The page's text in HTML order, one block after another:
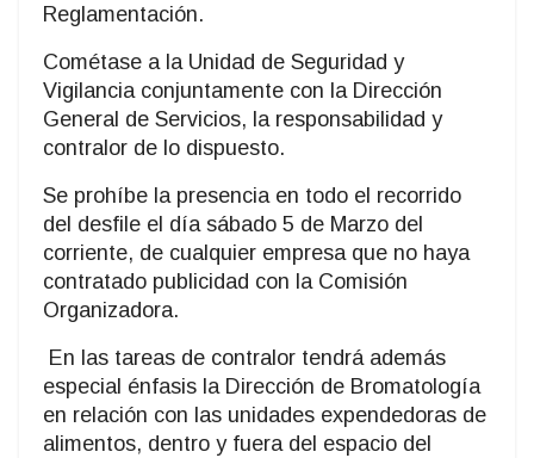
Reglamentación.
Cométase a la Unidad de Seguridad y
Vigilancia conjuntamente con la Dirección
General de Servicios, la responsabilidad y
contralor de lo dispuesto.
Se prohíbe la presencia en todo el recorrido
del desfile el día sábado 5 de Marzo del
corriente, de cualquier empresa que no haya
contratado publicidad con la Comisión
Organizadora.
En las tareas de contralor tendrá además
especial énfasis la Dirección de Bromatología
en relación con las unidades expendedoras de
alimentos, dentro y fuera del espacio del